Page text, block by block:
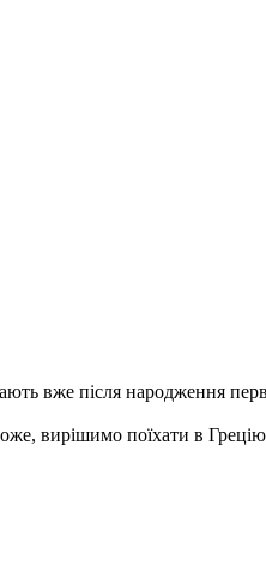
вже після народження
вирішимо поїхати в Грецію